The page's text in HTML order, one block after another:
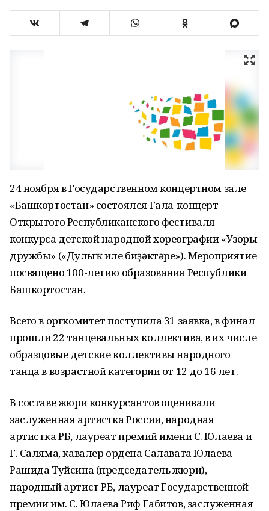
24 ноября в Государственном концертном зале
«Башкортостан» состоялся Гала-концерт
Открытого Республиканского фестиваля-
конкурса детской народной хореографии «Узоры
дружбы» («Дуҫлыҡ иле биҙәктәре»). Мероприятие
посвящено 100-летию образования Республики
Башкортостан.
Всего в оргкомитет поступила 31 заявка, в финал
прошли 22 танцевальных коллектива, в их числе
образцовые детские коллективы народного
танца в возрастной категории от 12 до 16 лет.
В составе жюри конкурсантов оценивали
заслуженная артистка России, народная
артистка РБ, лауреат премий имени С. Юлаева и
Г. Саляма, кавалер ордена Салавата Юлаева
Рашида Туйсина (председатель жюри),
народный артист РБ, лауреат Государственной
премии им. С. Юлаева Риф Габитов, заслуженная